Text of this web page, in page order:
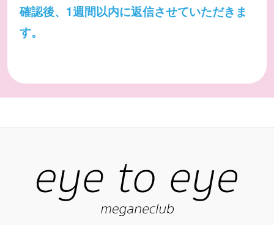
確認後、1週間以内に返信させていただきま
す。